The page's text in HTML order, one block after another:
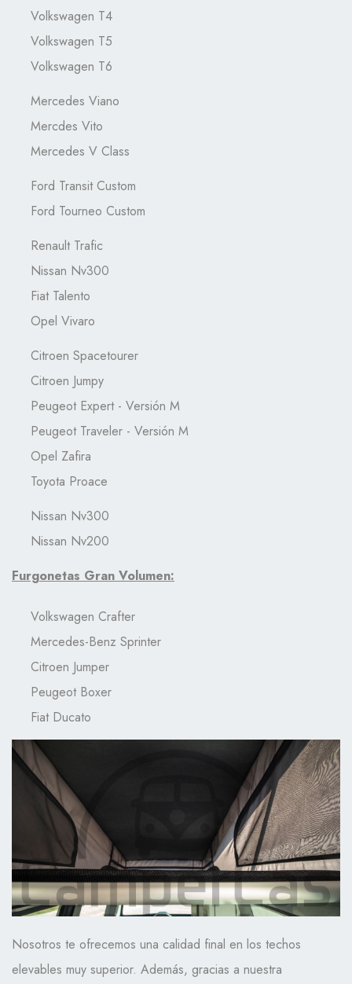
Volkswagen T4
Volkswagen T5
Volkswagen T6
Mercedes Viano
Mercdes Vito
Mercedes V Class
Ford Transit Custom
Ford Tourneo Custom
Renault Trafic
Nissan Nv300
Fiat Talento
Opel Vivaro
Citroen Spacetourer
Citroen Jumpy
Peugeot Expert - Versión M
Peugeot Traveler - Versión M
Opel Zafira
Toyota Proace
Nissan Nv300
Nissan Nv200
Furgonetas Gran Volumen:
Volkswagen Crafter
Mercedes-Benz Sprinter
Citroen Jumper
Peugeot Boxer
Fiat Ducato
Nosotros te ofrecemos una calidad final en los techos
elevables muy superior. Además, gracias a nuestra